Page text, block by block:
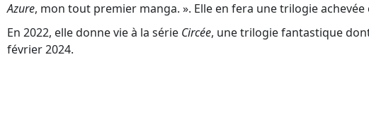
Azure, mon tout premier manga. ». Elle en fera une trilogie achevée
En 2022, elle donne vie à la série Circée, une trilogie fantastique
février 2024.